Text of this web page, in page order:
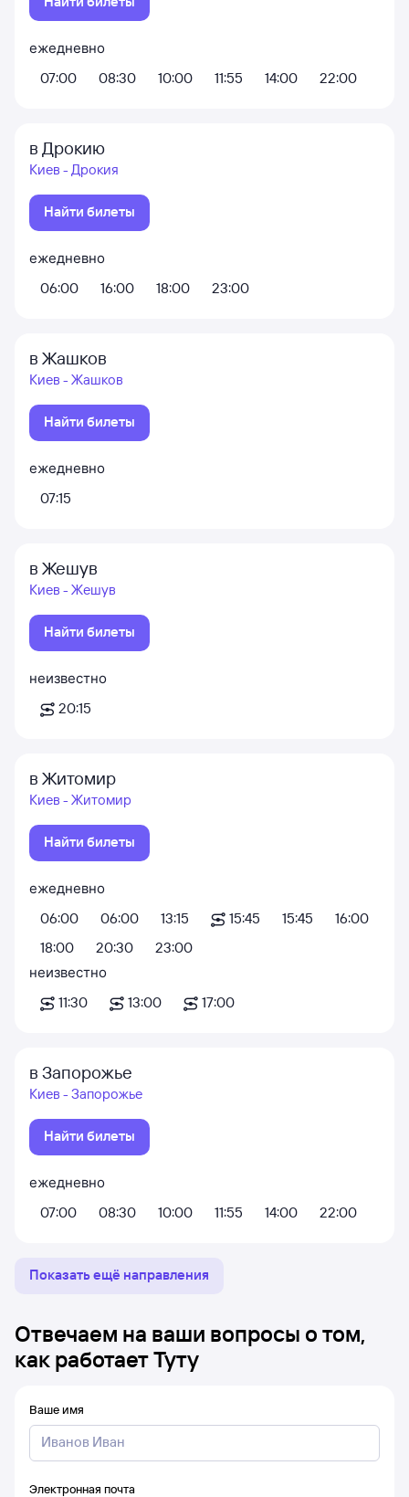
ежедневно
07:00
08:30 10:00 11:55 14:00 22:00
в Дрокию
Киев - Дрокия
Найти билеты
ежедневно
06:00
16:00 18:00 23:00
в Жашков
Киев - Жашков
Найти билеты
ежедневно
07:15
в Жешув
Киев - Жешув
Найти билеты
неизвестно
20:15
в Житомир
Киев - Житомир
Найти билеты
ежедневно
06:00
06:00 13:15 15:45 15:45
16:00
18:00
20:30
23:00
неизвестно
11:30
13:00 17:00
в Запорожье
Киев - Запорожье
Найти билеты
ежедневно
07:00
08:30 10:00 11:55 14:00 22:00
Показать ещё направления
Отвечаем на ваши вопросы о том,
как работает Туту
Ваше имя
Электронная почта